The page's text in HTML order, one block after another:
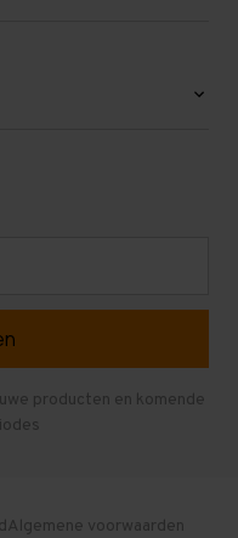
producten en komende
Algemene voorwaarden